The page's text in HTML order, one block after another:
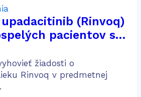
(Rinvoq)
pacientov so
až ťažkou
kolitídou po
a biologickej
žiadosti o
Rinvoq v predmetnej